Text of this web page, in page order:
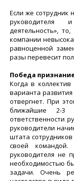
Если же сотрудник
руководителя
деятельность»,
компании
равноценной
разы перевесит
Победа
Когда в
варианта
отвергнет. При
ближайшие 2-3
ответственности
руководители
штата
своей
руководителя не
необходимостью
задачи. Очень